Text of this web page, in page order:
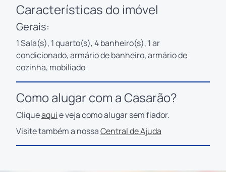
Características do imóvel
Gerais:
1 Sala(s), 1 quarto(s), 4 banheiro(s), 1 ar
condicionado, armário de banheiro, armário de
cozinha, mobiliado
Como alugar com a Casarão?
Cliqueaquie veja como alugar sem fiador.
Visite também a nossaCentral de Ajuda